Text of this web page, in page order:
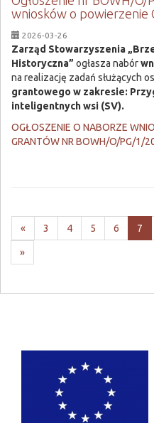
wniosków o powierzenie
2026-03-26
Zarząd Stowarzyszenia
Historyczna” ogłasza nabór
na realizację zadań służących
grantowego w zakresie:
inteligentnych wsi (SV).
OGŁOSZENIE O NABORZE
GRANTÓW NR BOWH/O/PG/1/
«Poprzednia
-
3
strona
4-
strona
5
strona
6
strona
7
-
»Następna
-
wydarzeń